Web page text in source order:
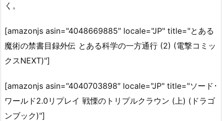
く。
[amazonjs asin="4048669885″ locale="JP" title="とある
魔術の禁書目録外伝 とある科学の一方通行 (2) (電撃コミッ
クスNEXT)"]
[amazonjs asin="4040703898″ locale="JP" title="ソード･
ワールド2.0リプレイ 戦慄のトリプルクラウン (上) (ドラゴ
ンブック)"]